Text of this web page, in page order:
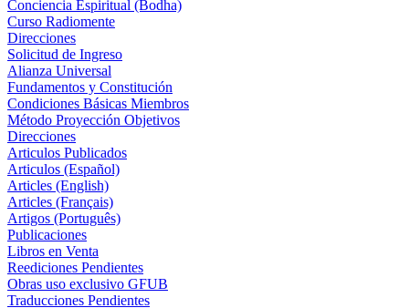
Conciencia Espiritual (Bodha)
Curso Radiomente
Direcciones
Solicitud de Ingreso
Alianza Universal
Fundamentos y Constitución
Condiciones Básicas Miembros
Método Proyección Objetivos
Direcciones
Articulos Publicados
Articulos (Español)
Articles (English)
Articles (Français)
Artigos (Português)
Publicaciones
Libros en Venta
Reediciones Pendientes
Obras uso exclusivo GFUB
Traducciones Pendientes